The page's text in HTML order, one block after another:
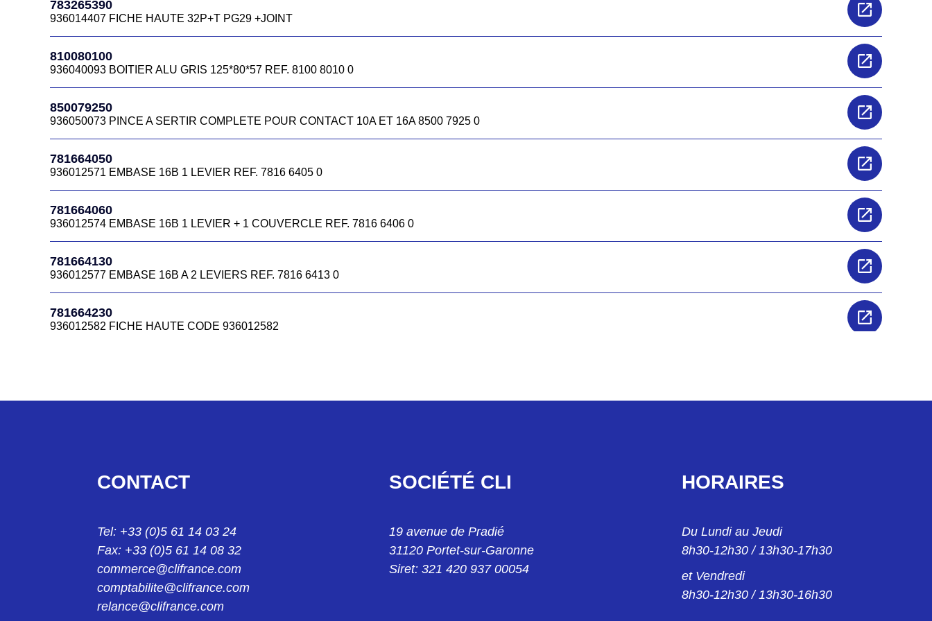
936012582 FICHE HAUTE CODE 936012582
781664350
936012616 FICHE HAUTE 7816.6435.0
781664450
936012644 FICHE 16CTS M32 REF 7816 6445 0
781664465B
CAPOT HC 16B A 4 ERGOTS SORTIE VERTICALE M40 REF. 7816 6446 5B
781664545
936012673 CAPOT HC 16B A ERGOT SORTI VERTI° M40 781664545
781664570
936012676 FICHE HAUTE 16B
781664730
936012704 FICHE HAUTE 16 CTS PG21 781664730
936012816 CAPOT 16B A ERGOTS SORTIE VERTICALE M25 REF. 7816 6558 0
936012819 CAPOT 16B A 4 ERGOTS SORTIE COUDEE M25 REF. 7816 6571 0
781665720
936012824 CAPOT 16B A 4 ERGOTS SORTIE VERTICALE M25 REF. 7816 6572 0
781665830
783265390
936014407 FICHE HAUTE 32P+T PG29 +JOINT
810080100
936040093 BOITIER ALU GRIS 125*80*57 REF. 8100 8010 0
850079250
936050073 PINCE A SERTIR COMPLETE POUR CONTACT 10A ET 16A 8500 7925 0
781664050
936012571 EMBASE 16B 1 LEVIER REF. 7816 6405 0
781664060
936012574 EMBASE 16B 1 LEVIER + 1 COUVERCLE REF. 7816 6406 0
781664130
936012577 EMBASE 16B A 2 LEVIERS REF. 7816 6413 0
781664230
936012582 FICHE HAUTE CODE 936012582
CAPOT HC 16B A 4 ERGOTS SORTIE VERTICALE M40 REF. 7816 6446 5B
936012673 CAPOT HC 16B A ERGOT SORTI VERTI° M40 781664545
781664570
936012676 FICHE HAUTE 16B
CONTACT
Tel: +33 (0)5 61 14 03 24
Fax: +33 (0)5 61 14 08 32
commerce@clifrance.com
comptabilite@clifrance.com
relance@clifrance.com
SOCIÉTÉ CLI
19 avenue de Pradié
31120 Portet-sur-Garonne
Siret: 321 420 937 00054
HORAIRES
Du Lundi au Jeudi
8h30-12h30 / 13h30-17h30
et Vendredi
8h30-12h30 / 13h30-16h30